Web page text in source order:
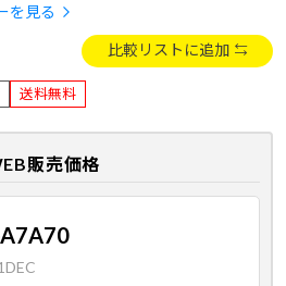
を見る
比較リストに追加
送料無料
販売価格
A7A70